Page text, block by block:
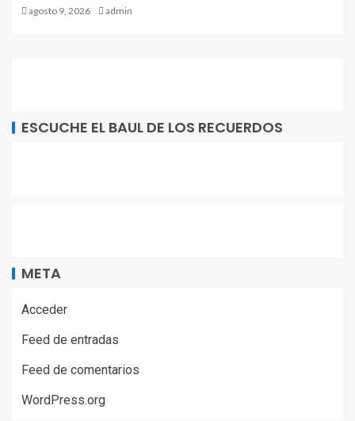
agosto 9, 2026 admin
ESCUCHE EL BAUL DE LOS RECUERDOS
META
Acceder
Feed de entradas
Feed de comentarios
WordPress.org